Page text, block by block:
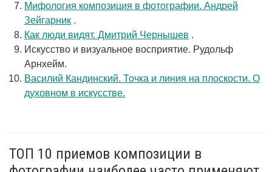
Мифология композиция в фотографии. Андрей
Зейгарник .
Как люди видят. Дмитрий Чернышев .
Искусство и визуальное восприятие. Рудольф
Арнхейм.
Василий Кандинский. Точка и линия на плоскости. О
духовном в искусстве.
ТОП 10 приемов композиции в